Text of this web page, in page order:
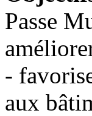
Passe
-
aux